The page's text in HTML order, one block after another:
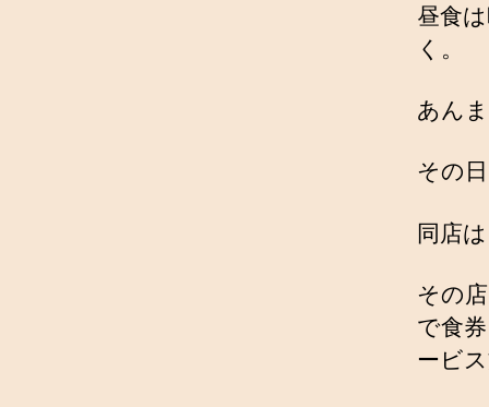
昼食
く。
あん
その
同店
その
で食
ービ